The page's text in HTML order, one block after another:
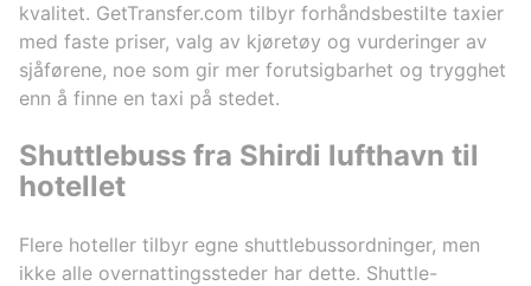
kvalitet. GetTransfer.com tilbyr forhåndsbestilte taxier
med faste priser, valg av kjøretøy og vurderinger av
sjåførene, noe som gir mer forutsigbarhet og trygghet
enn å finne en taxi på stedet.
Shuttlebuss fra Shirdi lufthavn til
hotellet
Flere hoteller tilbyr egne shuttlebussordninger, men
ikke alle overnattingssteder har dette. Shuttle-